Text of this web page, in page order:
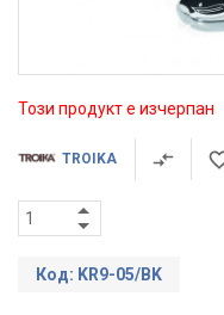
Този продукт е изчерпан
TROIKA
Код: KR9-05/BK